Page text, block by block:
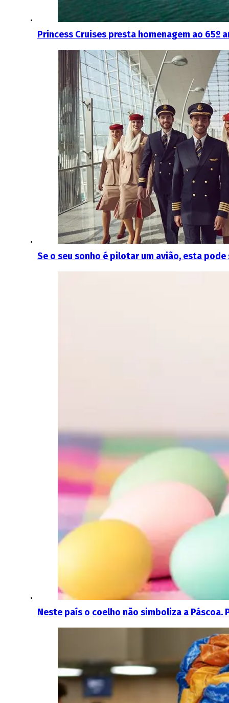
Princess Cruises presta homenagem ao
Se o seu sonho é pilotar um avião, esta
Neste país o coelho não simboliza a Páscoa.